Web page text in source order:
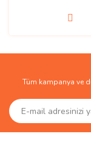
Tüm kampanya ve